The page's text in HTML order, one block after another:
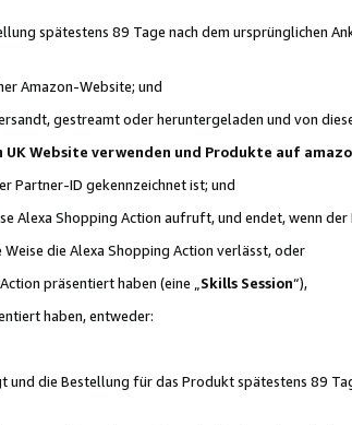
spätestens 89 Tage nach dem ursprünglichen
Amazon-Website; und
gestreamt oder heruntergeladen und von
Website verwenden und Produkte auf
Partner-ID gekennzeichnet ist; und
Alexa Shopping Action aufruft, und endet, wenn der
die Alexa Shopping Action verlässt, oder
präsentiert haben (eine „ Skills Session“),
haben, entweder:
die Bestellung für das Produkt spätestens 89